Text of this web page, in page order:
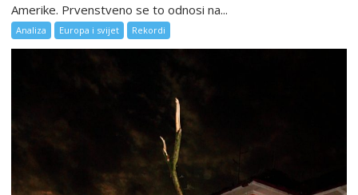
Amerike. Prvenstveno se to odnosi na...
Analiza Europa i svijet Rekordi